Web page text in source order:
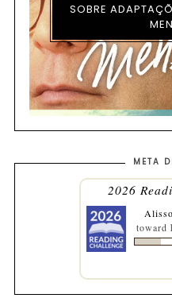
SOBRE
META
2026
toward